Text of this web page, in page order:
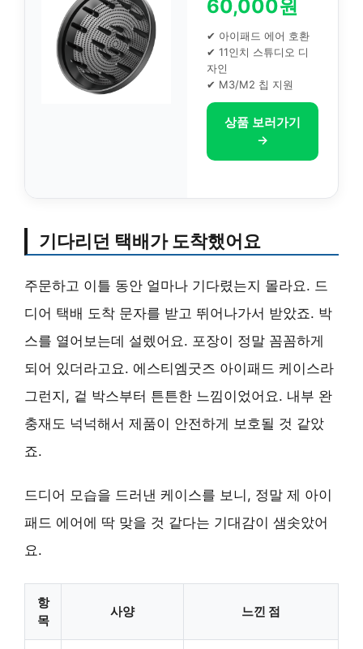
60,000원
✔ 아이패드 에어 호환
✔ 11인치 스튜디오 디
자인
✔ M3/M2 칩 지원
상품 보러가기
→
기다리던 택배가 도착했어요
주문하고 이틀 동안 얼마나 기다렸는지 몰라요. 드
디어 택배 도착 문자를 받고 뛰어나가서 받았죠. 박
스를 열어보는데 설렜어요. 포장이 정말 꼼꼼하게
되어 있더라고요. 에스티엠굿즈 아이패드 케이스라
그런지, 겉 박스부터 튼튼한 느낌이었어요. 내부 완
충재도 넉넉해서 제품이 안전하게 보호될 것 같았
죠.
드디어 모습을 드러낸 케이스를 보니, 정말 제 아이
패드 에어에 딱 맞을 것 같다는 기대감이 샘솟았어
요.
항
목
사양 느낀 점